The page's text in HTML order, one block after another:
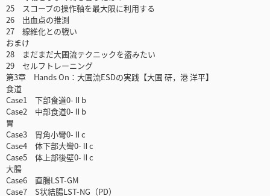
25 スコープの操作軸を最大限に利用する
26 出血点の推測
27 線維化との戦い
おまけ
28 まだまだ大圃流テクニックを盗みたい
29 セルフトレーニング
第3章 Hands On：大圃流ESDの実践【大圃 研，港 洋平】
食道
Case1 下部食道0-Ⅱb
Case2 中部食道0-Ⅱb
胃
Case3 胃角小彎0-Ⅱc
Case4 体下部大彎0-Ⅱc
Case5 体上部後壁0-Ⅱc
大腸
Case6 直腸LST-GM
Case7 S状結腸LST-NG（PD）